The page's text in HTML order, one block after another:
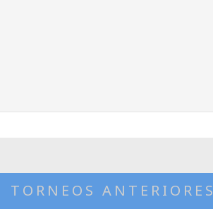
TORNEOS ANTERIORES